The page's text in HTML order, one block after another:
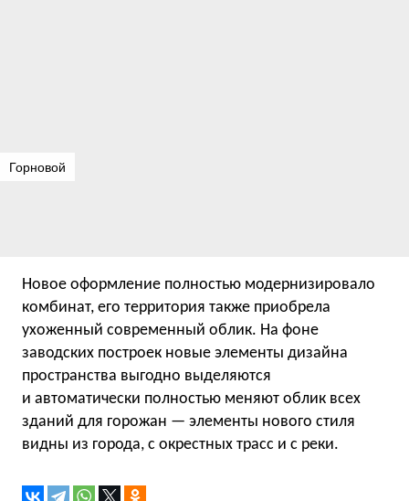
Горновой
Новое оформление полностью модернизировало
комбинат, его территория также приобрела
ухоженный современный облик. На фоне
заводских построек новые элементы дизайна
пространства выгодно выделяются
и автоматически полностью меняют облик всех
зданий для горожан — элементы нового стиля
видны из города, с окрестных трасс и с реки.